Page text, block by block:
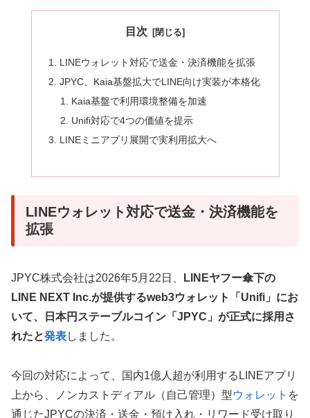
目次
LINEウォレット対応で送金・決済機能を拡張
JPYC、Kaia基盤拡大でLINE向け実装が本格化
Kaia基盤で利用環境整備を加速
Unifi対応で4つの価値を提示
LINEミニアプリ展開で実利用拡大へ
LINEウォレット対応で送金・決済機能を
拡張
JPYC株式会社は2026年5月22日、
LINEヤフー傘下の
LINE NEXT Inc.が提供するweb3ウォレット「Unifi」にお
いて、日本円ステーブルコイン「JPYC」が正式に採用さ
れたと発表しました。
今回の対応によって、国内1億人超が利用するLINEアプリ
上から、ノンカストディアル（自己管理）型ウォレット を
通じたJPYCの決済・送金・預け入れ・リワード受け取り